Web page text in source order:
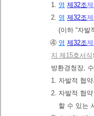
1. 영 제32조
2. 영 제32조
(이하 “자발
④ 영 제32조
지 제15호서식
방환경청장,
1. 자발적 협
2. 자발적 협
할 수 있는